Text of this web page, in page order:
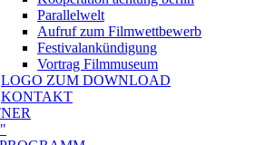
Parallelwelt
Aufruf zum Filmwettbewerb
Festivalankündigung
Vortrag Filmmuseum
LOGO ZUM DOWNLOAD
KONTAKT